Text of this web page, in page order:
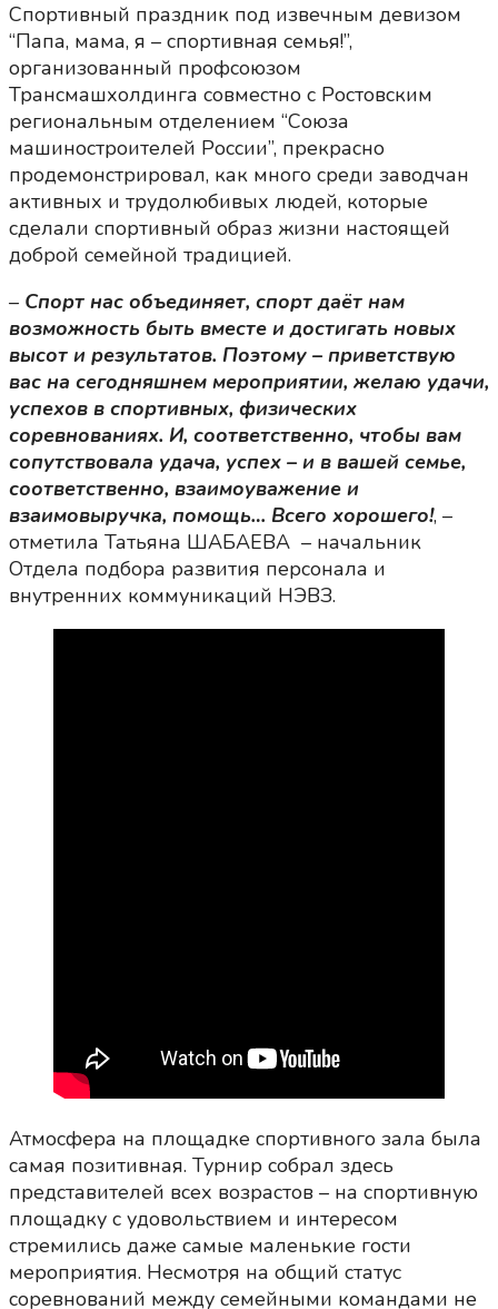
Спортивный праздник под извечным девизом
“Папа, мама, я – спортивная семья!”,
организованный профсоюзом
Трансмашхолдинга совместно с Ростовским
региональным отделением “Союза
машиностроителей России”, прекрасно
продемонстрировал, как много среди заводчан
активных и трудолюбивых людей, которые
сделали спортивный образ жизни настоящей
доброй семейной традицией.
– Спорт нас объединяет, спорт даёт нам
возможность быть вместе и достигать новых
высот и результатов. Поэтому – приветствую
вас на сегодняшнем мероприятии, желаю удачи,
успехов в спортивных, физических
соревнованиях. И, соответственно, чтобы вам
сопутствовала удача, успех – и в вашей семье,
соответственно, взаимоуважение и
взаимовыручка, помощь… Всего хорошего!, –
отметила Татьяна ШАБАЕВА – начальник
Отдела подбора развития персонала и
внутренних коммуникаций НЭВЗ.
Атмосфера на площадке спортивного зала была
самая позитивная. Турнир собрал здесь
представителей всех возрастов – на спортивную
площадку с удовольствием и интересом
стремились даже самые маленькие гости
мероприятия. Несмотря на общий статус
соревнований между семейными командами не